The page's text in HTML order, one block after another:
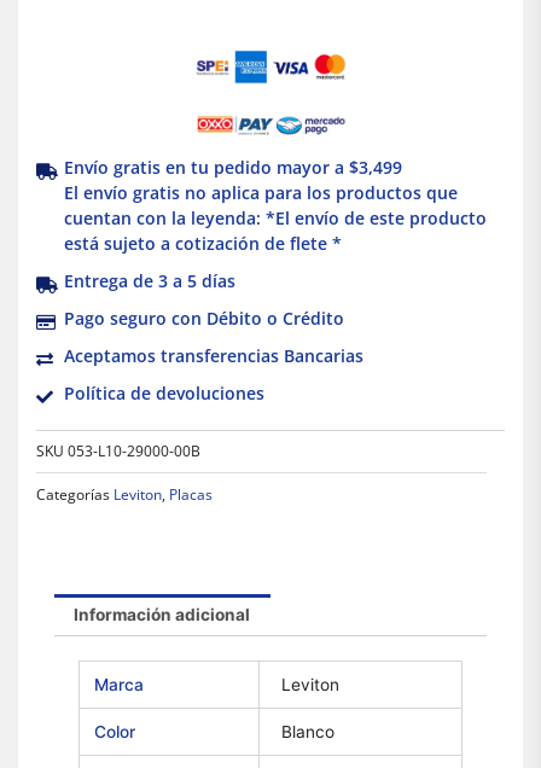
Envío gratis en tu pedido mayor a $3,499
El envío gratis no aplica para los productos que
cuentan con la leyenda: *El envío de este producto
está sujeto a cotización de flete *
Entrega de 3 a 5 días
Pago seguro con Débito o Crédito
Aceptamos transferencias Bancarias
Política de devoluciones
SKU 053-L10-29000-00B
Categorías Leviton, Placas
Información adicional
Marca Leviton
Color Blanco